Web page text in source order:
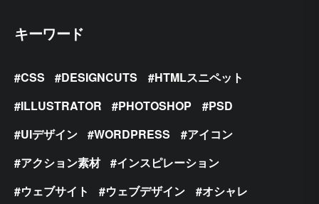
キーワード
CSS DESIGNCUTS
HTMLスニペット
ILLUSTRATOR
PHOTOSHOP
PSD
UIデザイン
WORDPRESS
アイコン
アクション素材
インスピレーション
ウェブサイト
ウェブデザイン
オシャレ